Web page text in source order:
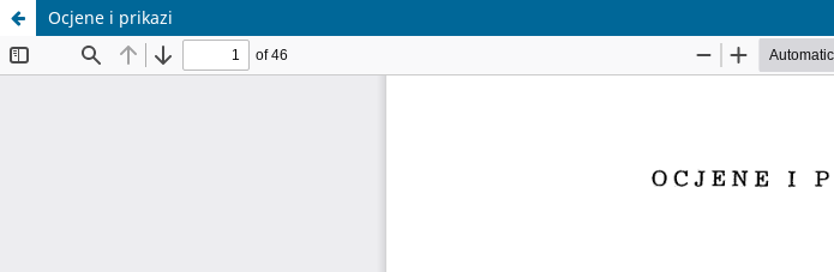
Ocjene i prikazi